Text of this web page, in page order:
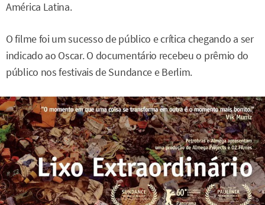
América Latina.
O filme foi um sucesso de público e crítica chegando a ser
indicado ao Oscar. O documentário recebeu o prêmio do
público nos festivais de Sundance e Berlim.